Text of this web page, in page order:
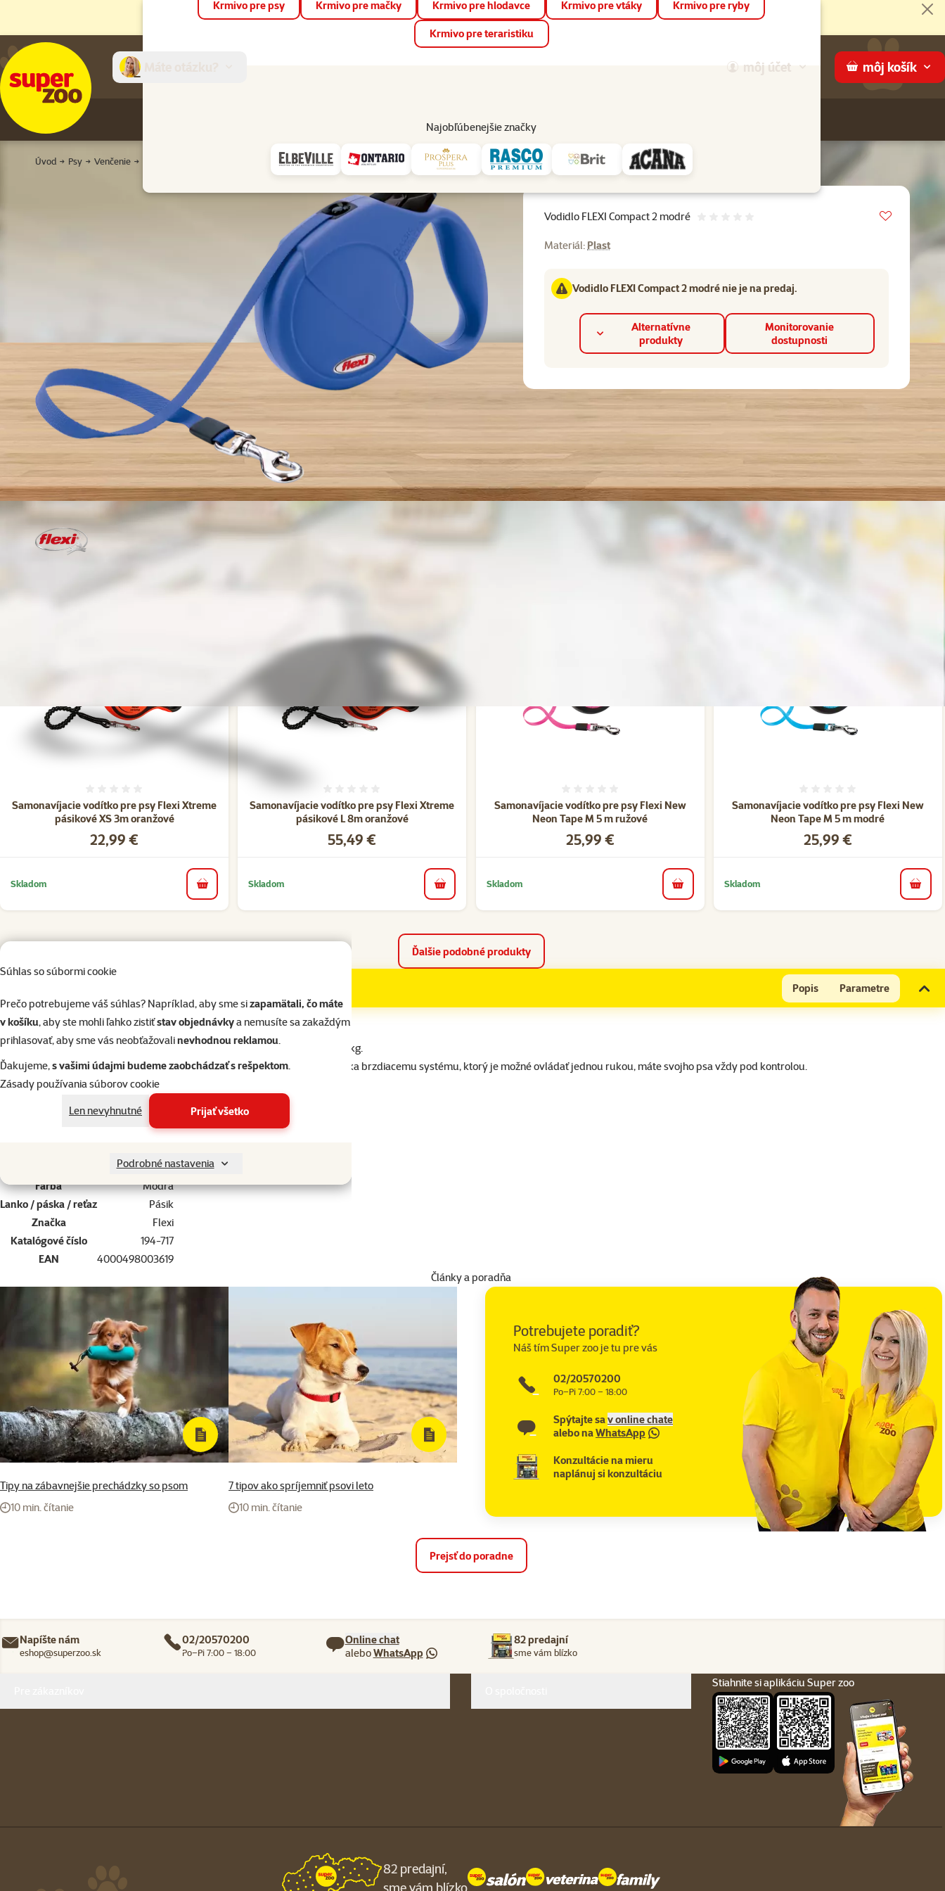
📱 Stiahnite si novú aplikáciu Super zoo.Viac informácií
Súhlas so súbormi cookie
Prečo potrebujeme váš súhlas? Napríklad, aby sme sizapamätali, čo máte
v košíku, aby ste mohli ľahko zistiťstav objednávkya nemusíte sa zakaždým
prihlasovať, aby sme vás neobťažovalinevhodnou reklamou.
Ďakujeme,s vašimi údajmi budeme zaobchádzať s rešpektom.
Zásady používania súborov cookie
Len nevyhnutné
Prijať všetko
Podrobné nastavenia
môj účet môj košík
Krmivo pre psy Krmivo pre mačky Krmivo pre hlodavce Krmivo pre vtáky Krmivo pre ryby
Krmivo pre teraristiku
Najobľúbenejšie značky
Predajne Služby
Úvod Psy Venčenie Vodidlo FLEXI Compact 2 modré
Vodidlo FLEXI Compact 2 modré
Materiál: Plast
Vodidlo FLEXI Compact 2 modré nie je na predaj.
Alternatívne
produkty
Monitorovanie
dostupnosti
Samonavíjacie vodítko pre psy Flexi Xtreme
pásikové XS 3m oranžové
Cena
22,99 €
Skladom do košíka
Samonavíjacie vodítko pre psy Flexi Xtreme
pásikové L 8m oranžové
Cena
55,49 €
Skladom do košíka
Samonavíjacie vodítko pre psy Flexi New
Neon Tape M 5 m ružové
Cena
25,99 €
Skladom do košíka
Samonavíjacie vodítko pre psy Flexi New
Neon Tape M 5 m modré
Cena
25,99 €
Skladom do
Ďalšie podobné produkty
Popis Parametre
superzoo.product.detail.content
Silné samonavíjacie páskové vodidlo pre stredne veľké psy do hmotnosti 25 kg.
Navíjacie vodidlá flexi poskytují Vášmu psovi potrebnú voľnosť výbehu. Vďaka brzdiacemu systému, ktorý je možné ovládať jednou rukou, máte svojho psa vždy pod kontrolou.
Dĺžka: 5 m.
Plast
Farba
Modrá
Lanko / páska / reťaz
Pásik
Značka
Flexi
Katalógové číslo
194-717
EAN
4000498003619
Články a poradňa
Potrebujete poradiť?
Náš tím Super zoo je tu pre vás
02/20570200
Po–Pi 7:00 – 18:00
Spýtajte sav online chate
alebo naWhatsApp
Konzultácie na mieru
naplánuj si konzultáciu
Tipy na zábavnejšie prechádzky so psom
10 min. čítanie
7 tipov ako spríjemniť psovi leto
10 min. čítanie
Prejsť do poradne
Napíšte nám
eshop@superzoo.sk
02/20570200
Po–Pi 7:00 – 18:00
Online chat
aleboWhatsApp
82 predajní
sme vám blízko
Stiahnite si aplikáciu Super zoo
82 predajní,
sme vám blízko